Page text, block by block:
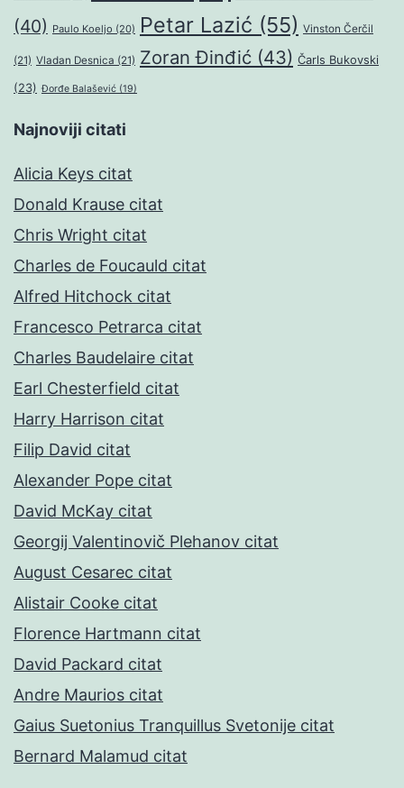
(40) Paulo Koeljo (20) Petar Lazić (55) Vinston Čerčil
(21) Vladan Desnica (21) Zoran Đinđić (43) Čarls Bukovski
(23) Đorđe Balašević (19)
Najnoviji citati
Alicia Keys citat
Donald Krause citat
Chris Wright citat
Charles de Foucauld citat
Alfred Hitchock citat
Francesco Petrarca citat
Charles Baudelaire citat
Earl Chesterfield citat
Harry Harrison citat
Filip David citat
Alexander Pope citat
David McKay citat
Georgij Valentinovič Plehanov citat
August Cesarec citat
Alistair Cooke citat
Florence Hartmann citat
David Packard citat
Andre Maurios citat
Gaius Suetonius Tranquillus Svetonije citat
Bernard Malamud citat